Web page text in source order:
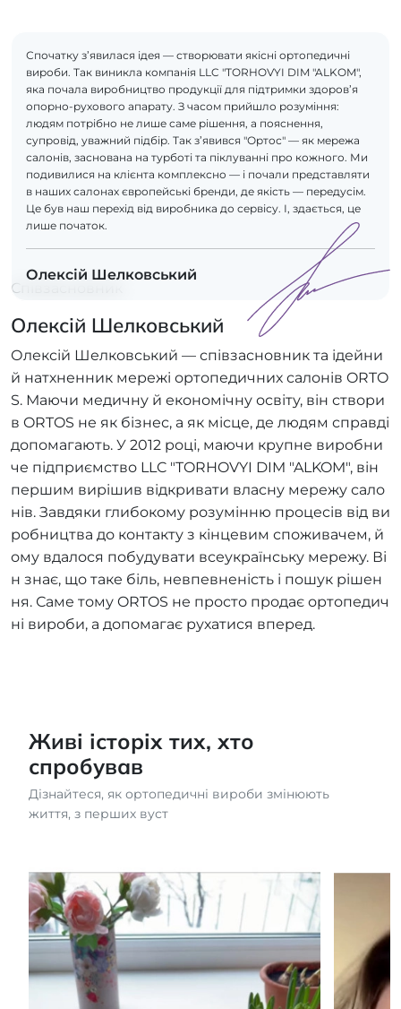
Спочатку з’явилася ідея — створювати якісні ортопедичні
вироби. Так виникла компанія LLC "TORHOVYI DIM "ALKOM",
яка почала виробництво продукції для підтримки здоров’я
опорно-рухового апарату. З часом прийшло розуміння:
людям потрібно не лише саме рішення, а пояснення,
супровід, уважний підбір. Так з’явився "Ортос" — як мережа
салонів, заснована на турботі та піклуванні про кожного. Ми
подивилися на клієнта комплексно — і почали представляти
в наших салонах європейські бренди, де якість — передусім.
Це був наш перехід від виробника до сервісу. І, здається, це
лише початок.
Олексій Шелковський
Співзасновник
Олексій Шелковський
Олексій Шелковський — співзасновник та ідейни
й натхненник мережі ортопедичних салонів ORTO
S. Маючи медичну й економічну освіту, він створи
в ORTOS не як бізнес, а як місце, де людям справді
допомагають. У 2012 році, маючи крупне виробни
че підприємство LLC "TORHOVYI DIM "ALKOM", він
першим вирішив відкривати власну мережу сало
нів. Завдяки глибокому розумінню процесів від ви
робництва до контакту з кінцевим споживачем, й
ому вдалося побудувати всеукраїнську мережу. Ві
н знає, що таке біль, невпевненість і пошук рішен
ня. Саме тому ORTOS не просто продає ортопедич
ні вироби, а допомагає рухатися вперед.
Живі історіх тих, хто
спробував
Дізнайтеся, як ортопедичні вироби змінюють
життя, з перших вуст